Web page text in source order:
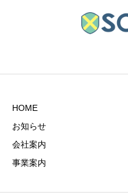
HOME
お知らせ
会社案内
事業案内